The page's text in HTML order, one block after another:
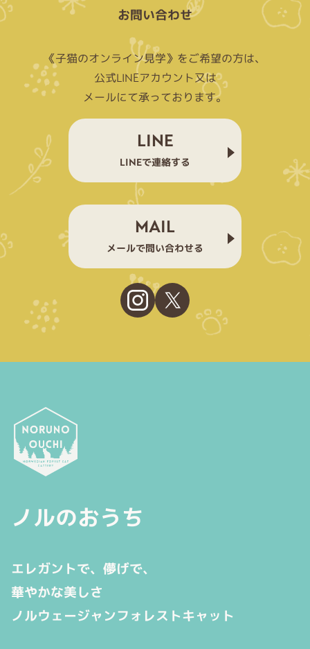
お問い合わせ
《子猫のオンライン見学》をご希望の方は、
公式LINEアカウント又は
メールにて承っております。
LINE
LINEで連絡する
MAIL
メールで問い合わせる
ノルのおうち
エレガントで、儚げで、
華やかな美しさ
ノルウェージャンフォレストキャット